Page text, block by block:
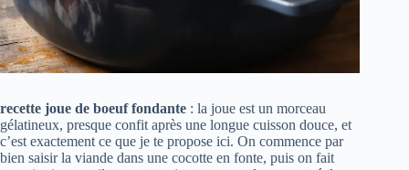
recette joue de boeuf fondante : la joue est un morceau
gélatineux, presque confit après une longue cuisson douce, et
c’est exactement ce que je te propose ici. On commence par
bien saisir la viande dans une cocotte en fonte, puis on fait